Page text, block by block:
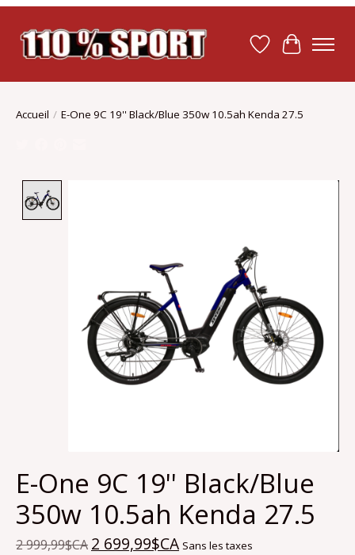
Liste dePanier
Accueil / E-One 9C 19'' Black/Blue 350w 10.5ah Kenda 27.5
E-One 9C 19'' Black/Blue
350w 10.5ah Kenda 27.5
2 999,99$CA 2 699,99$CA Sans les taxes